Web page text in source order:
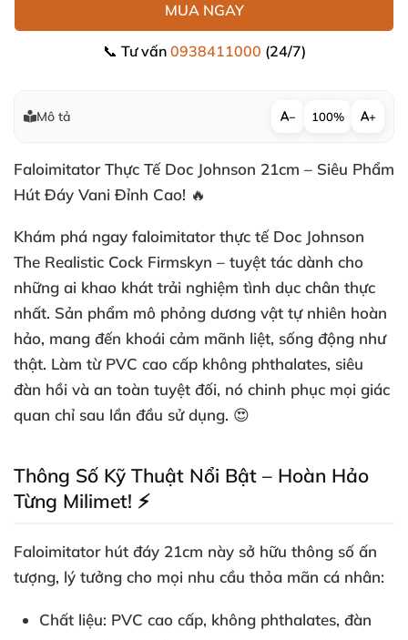
MUA NGAY
📞 Tư vấn 0938411000 (24/7)
Mô tả − 100% +
Faloimitator Thực Tế Doc Johnson 21cm – Siêu Phẩm
Hút Đáy Vani Đỉnh Cao! 🔥
Khám phá ngay faloimitator thực tếDoc Johnson
The Realistic Cock Firmskyn – tuyệt tác dành cho
những ai khao khát trải nghiệm tình dục chân thực
nhất. Sản phẩm mô phỏng dương vật tự nhiên hoàn
hảo, mang đến khoái cảm mãnh liệt, sống động như
thật. Làm từ PVC cao cấp không phthalates, siêu
đàn hồi và an toàn tuyệt đối, nó chinh phục mọi giác
quan chỉ sau lần đầu sử dụng. 😍
Thông Số Kỹ Thuật Nổi Bật – Hoàn Hảo
Từng Milimet! ⚡
Faloimitator hút đáy 21cm này sở hữu thông số ấn
tượng, lý tưởng cho mọi nhu cầu thỏa mãn cá nhân:
Chất liệu: PVC cao cấp, không phthalates, đàn